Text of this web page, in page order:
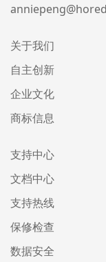
关于我们
自主创新
企业文化
商标信息
支持中心
文档中心
支持热线
保修检查
数据安全